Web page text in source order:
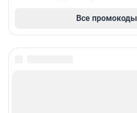
Все промокоды